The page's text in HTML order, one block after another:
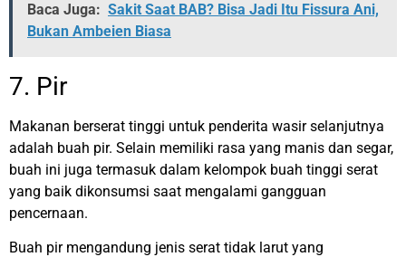
Baca Juga: Sakit Saat BAB? Bisa Jadi Itu Fissura Ani,
Bukan Ambeien Biasa
7. Pir
Makanan berserat tinggi untuk penderita wasir selanjutnya
adalah buah pir. Selain memiliki rasa yang manis dan segar,
buah ini juga termasuk dalam kelompok buah tinggi serat
yang baik dikonsumsi saat mengalami gangguan
pencernaan.
Buah pir mengandung jenis serat tidak larut yang